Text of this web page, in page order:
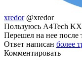
xredor @xredor
Пользуюсь A4Tech
Перешел на нее после
Ответ написан более
Комментировать